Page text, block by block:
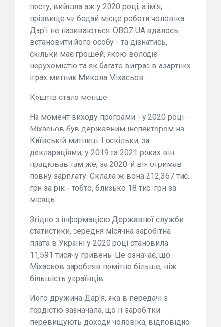
посту, вийшла аж у 2020 році, а ім'я,
прізвище чи бодай місце роботи чоловіка
Дар'ї не називаються, OBOZ.UA вдалось
встановити його особу - та дізнатись,
скільки має грошей, якою володіє
нерухомістю та як багато виграє в азартних
іграх митник Микола Міхасьов.
Коштів стало менше.
На момент виходу програми - у 2020 році -
Міхасьов був державним інспектором на
Київській митниці. І оскільки, за
деклараціями, у 2019 та 2021 роках він
працював там же, за 2020-й він отримав
повну зарплату. Склала ж вона 212,367 тис.
грн за рік - тобто, близько 18 тис. грн за
місяць.
Згідно з інформацією Державної служби
статистики, середня місячна заробітна
плата в Україні у 2020 році становила
11,591 тисячу гривень. Це означає, що
Міхасьов заробляв помітно більше, ніж
більшість українців.
Його дружина Дар'я, яка в передачі з
гордістю зазначала, що її заробітки
перевищують доходи чоловіка, відповідно